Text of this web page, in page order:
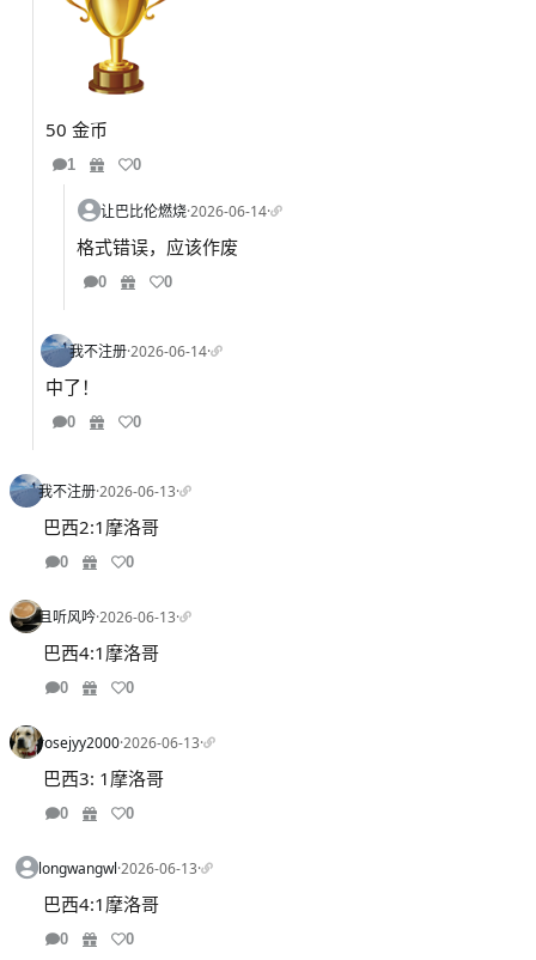
50 金币
1 0
让巴比伦燃烧·2026-06-14·
格式错误，应该作废
0 0
我不注册·2026-06-14·
中了！
0 0
我不注册·2026-06-13·
巴西2:1摩洛哥
0 0
且听风吟·2026-06-13·
巴西4:1摩洛哥
0 0
rosejyy2000·2026-06-13·
巴西3: 1摩洛哥
0 0
longwangwl·2026-06-13·
巴西4:1摩洛哥
0 0